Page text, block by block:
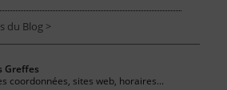
du Blog >
Greffes
coordonnées, sites web, horaires...